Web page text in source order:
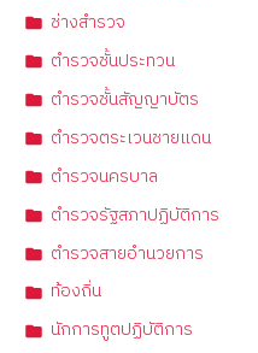
ช่างสำรวจ
ตำรวจชั้นประทวน
ตำรวจชั้นสัญญาบัตร
ตำรวจตระเวนชายแดน
ตำรวจนครบาล
ตำรวจรัฐสภาปฏิบัติการ
ตำรวจสายอำนวยการ
ท้องถิ่น
นักการทูตปฏิบัติการ